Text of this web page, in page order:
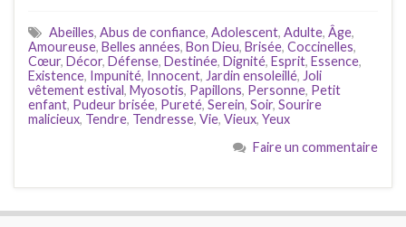
Abeilles, Abus de confiance, Adolescent, Adulte, Âge,
Amoureuse, Belles années, Bon Dieu, Brisée, Coccinelles,
Cœur, Décor, Défense, Destinée, Dignité, Esprit, Essence,
Existence, Impunité, Innocent, Jardin ensoleillé, Joli
vêtement estival, Myosotis, Papillons, Personne, Petit
enfant, Pudeur brisée, Pureté, Serein, Soir, Sourire
malicieux, Tendre, Tendresse, Vie, Vieux, Yeux
Faire un commentaire